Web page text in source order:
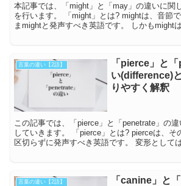
本記事では、「might」と「may」の違いに関
を行います。 「might」とは? mightは、音節で区切る事なくそのま
まmightと発声すべき英語です。 しかもmight
言葉の違い【2語】
「pierce」と
い(difference)
りやすく解釈
この記事では、「pierce」と「penetrate」の
していきます。 「pierce」とは? pierceは、そのままpierceと音節で
区切らずに発声すべき英語です。 変形として
言葉の違い【2語】
「canine」と